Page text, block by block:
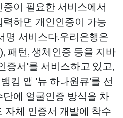
이 필요한 서비스에서
하면 개인인증이 가능
명 서비스다.우리은행은
패턴, 생체인증 등을 지바
증서'를 서비스하고 있고,
킹 앱 '뉴 하나원큐'를 선
에 얼굴인증 방식을 차
자체 인증서 개발에 착수